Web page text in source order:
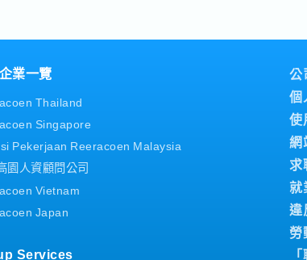
・出差津貼
・年終平均1.5個月（依照公司與個人績效
業一覽
Thailand
Singapore
Pekerjaan Reeracoen Malaysia
園人資顧問公司
Vietnam
Japan
Services
公
個
使
網
求
就
違
勞